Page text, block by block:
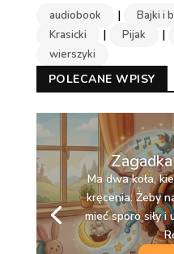
audiobook | Bajki i
Krasicki | Pijak |
wierszyki
POLECANE WPISY
Ma dwa koła,
kręcenia. Żeby
mieć sporo siły i